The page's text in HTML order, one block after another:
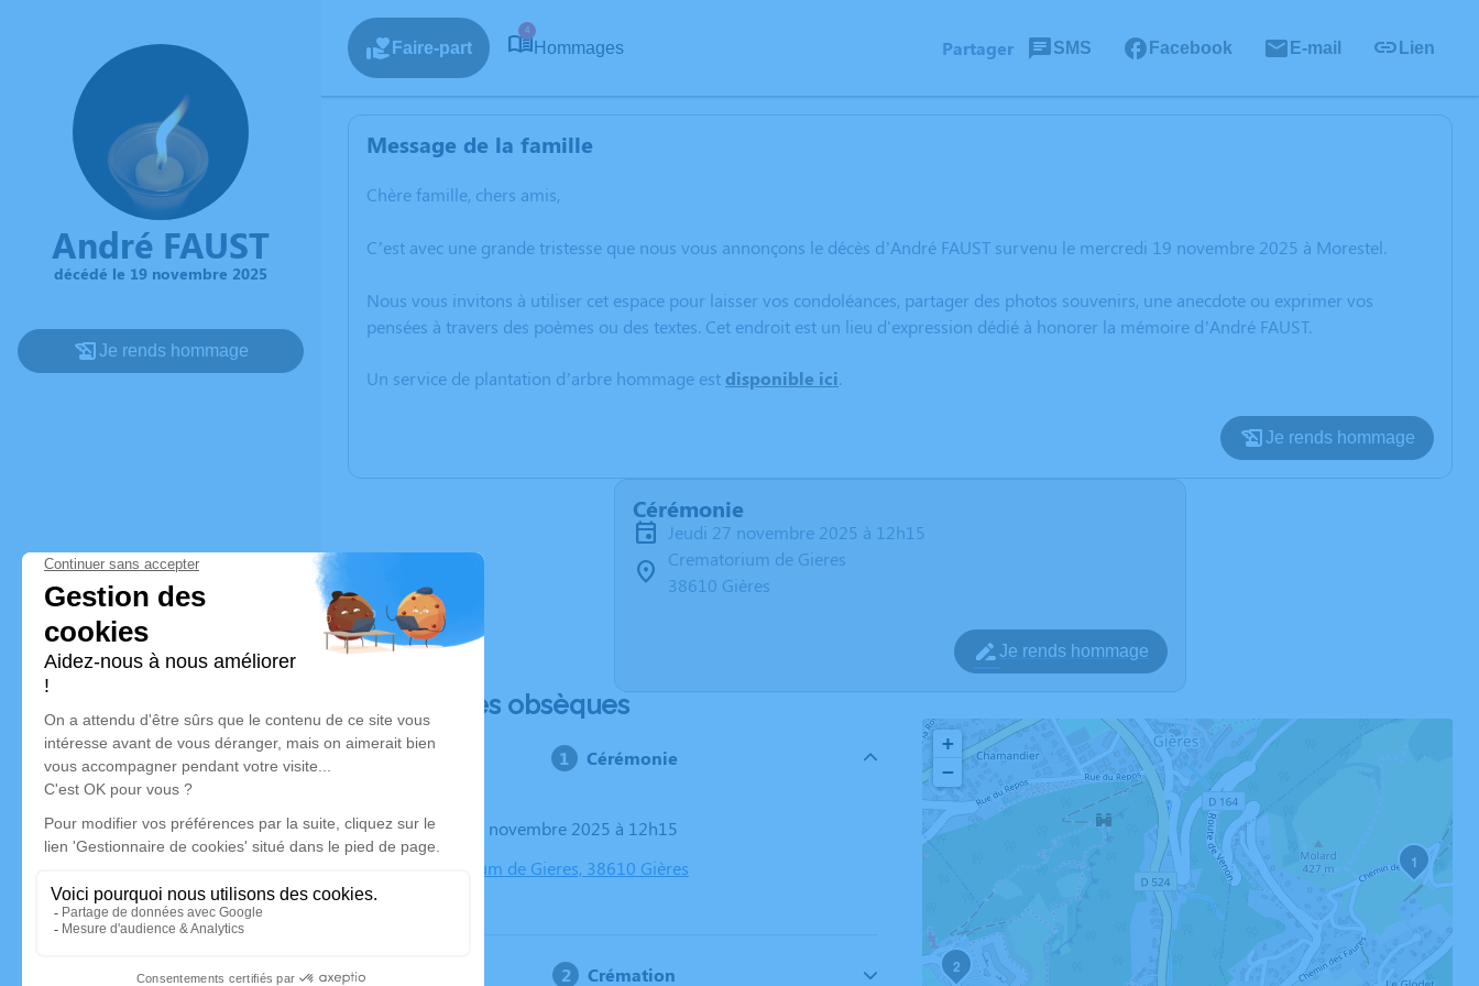
André FAUST
décédé le 19 novembre 2025
Je rends hommage
Faire-part
4
Hommages Partager SMS Facebook E-mail Lien
Message de la famille
Chère famille, chers amis,
C’est avec une grande tristesse que nous vous annonçons le décès d’André FAUST survenu le mercredi 19 novembre 2025 à Morestel.
Nous vous invitons à utiliser cet espace pour laisser vos condoléances, partager des photos souvenirs, une anecdote ou exprimer vos
pensées à travers des poèmes ou des textes. Cet endroit est un lieu d'expression dédié à honorer la mémoire d’André FAUST.
Un service de plantation d’arbre hommage est disponible ici.
Je rends hommage
Cérémonie
jeudi 27 novembre 2025 à 12h15
Crematorium de Gieres
38610 Gières
Je rends hommage
Déroulé des obsèques
Cérémonie
Le jeudi 27 novembre 2025 à 12h15
Crematorium de Gieres, 38610 Gières
Crémation
1
2
+
−